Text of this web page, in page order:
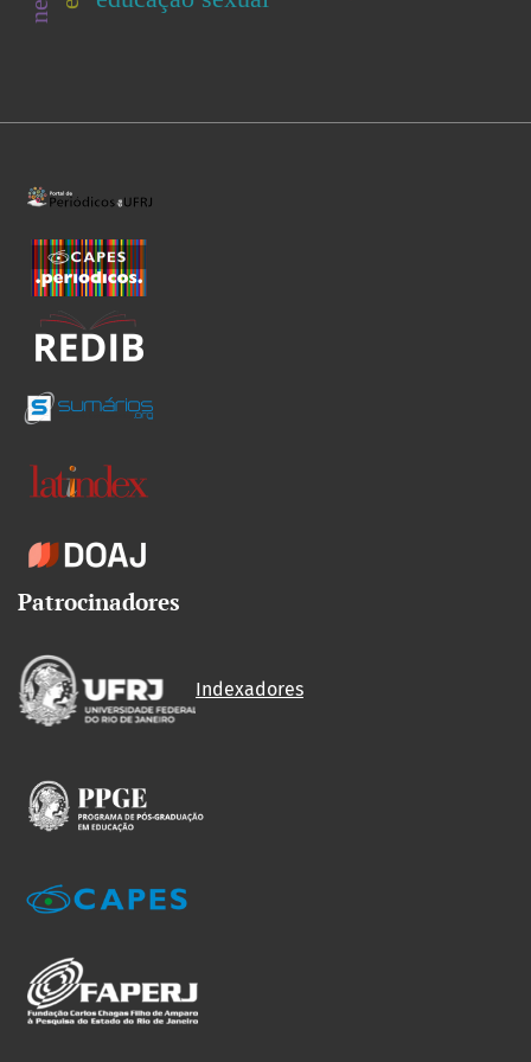
Patrocinadores
Indexadores